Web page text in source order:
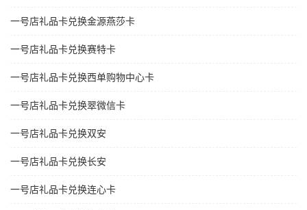
一号店礼品卡兑换金源燕莎卡
一号店礼品卡兑换赛特卡
一号店礼品卡兑换西单购物中心卡
一号店礼品卡兑换翠微信卡
一号店礼品卡兑换双安
一号店礼品卡兑换长安
一号店礼品卡兑换连心卡